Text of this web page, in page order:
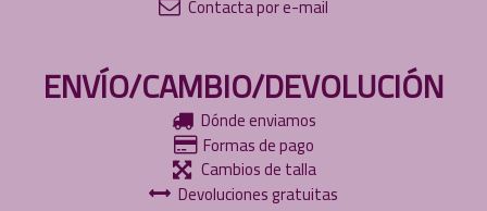
Contacta por e-mail
ENVÍO/CAMBIO/DEVOLUCIÓN
Dónde enviamos
Formas de pago
Cambios de talla
Devoluciones gratuitas